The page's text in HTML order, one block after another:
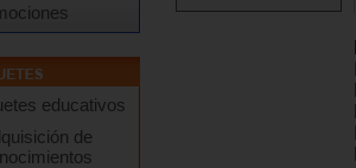
educativos
de